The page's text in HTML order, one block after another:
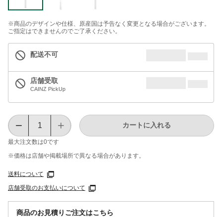
※商品のデザインや仕様、原産国は予告なく変更となる場合がございます。
ご指定はできませんのでご了承ください。
配送不可
店舗受取
CAINZ PickUp
最大注文数は0です
カートに入れる
※価格は​店舗や​掲載場所で​異なる​場合が​あります。
送料について
店舗受取のお支払いについて
商品のお見積りご注文はこちら